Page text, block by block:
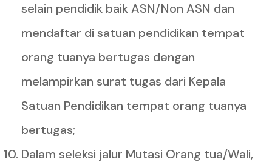
selain pendidik baik ASN/Non ASN dan
mendaftar di satuan pendidikan tempat
orang tuanya bertugas dengan
melampirkan surat tugas dari Kepala
Satuan Pendidikan tempat orang tuanya
bertugas;
Dalam seleksi jalur Mutasi Orang tua/Wali,